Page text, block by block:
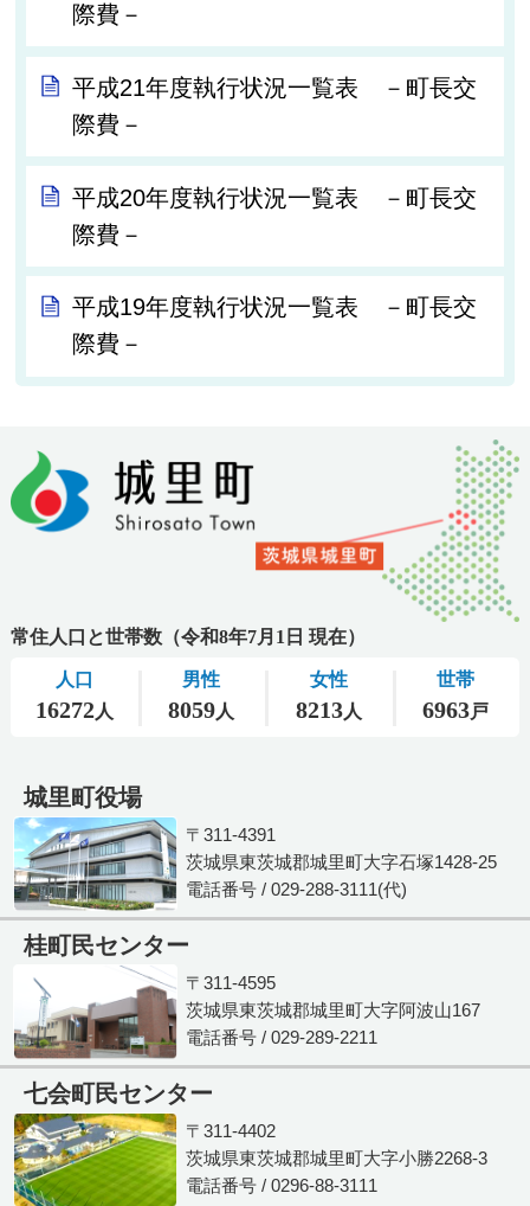
際費－
平成21年度執行状況一覧表 －町長交
際費－
平成20年度執行状況一覧表 －町長交
際費－
平成19年度執行状況一覧表 －町長交
際費－
城里町役場
〒311-4391
茨城県東茨城郡城里町大字石塚1428-25
電話番号 / 029-288-3111(代)
桂町民センター
〒311-4595
茨城県東茨城郡城里町大字阿波山167
電話番号 / 029-289-2211
七会町民センター
〒311-4402
茨城県東茨城郡城里町大字小勝2268-3
電話番号 / 0296-88-3111